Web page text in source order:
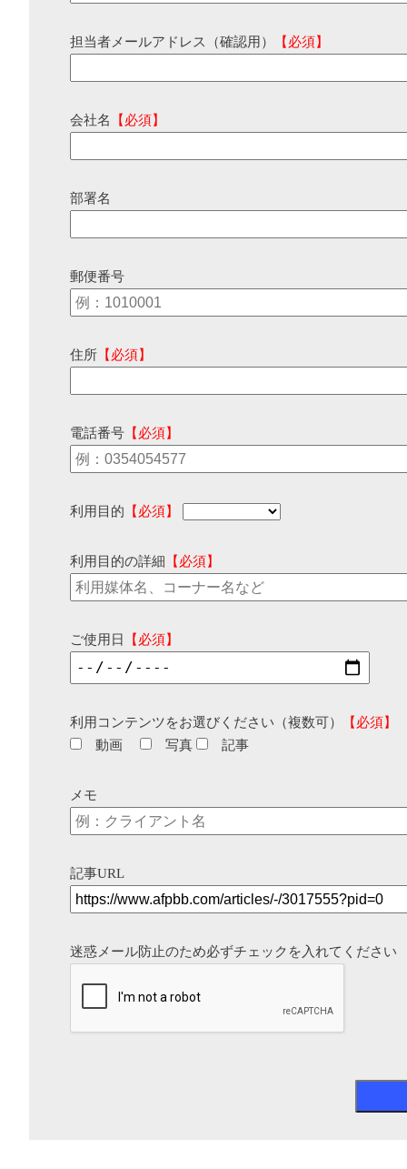
担当者メールアドレス（確認用） 【必須】
会社名 【必須】
部署名
郵便番号
住所 【必須】
電話番号 【必須】
利用目的 【必須】
利用目的の詳細 【必須】
ご使用日 【必須】
利用コンテンツをお選びください（複数可）
【必須】
動画
写真 記事
メモ
記事URL
迷惑メール防止のため必ずチェックを入れてください